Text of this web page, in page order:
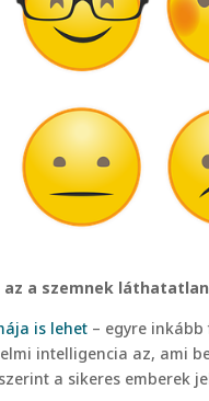
az a szemnek
is lehet – egyre
intelligencia az, ami
a sikeres emberek